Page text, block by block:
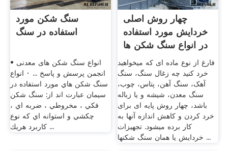
سنگ شکن مورد
استفاده در سنگ
انواع سنگ شکن های معدنی •
انجمن پرسش و پاسخ ... · انواع
سنگ شكن هاي مورد استفاده در
سيمان عبارت اند از: سنگ شكن
فكي ، مخروطي ، ضربه اي ،
چكشي و استوانه اي كه نوع
كاربرد هريك ...
چهار روش اصلی
خردایش مورد استفاده
در انواع سنگ شکن ها
فارغ از نوع ماده ای که میخواهید
خرد کنید چه زغال سنگ، سنگ
آهک، سنگ آهن، پتاس، چوب،
سنگ معدن، شیشه و یا زباله
باشد، چهار روش پایه ای برای
خرد کردن و کاهش اندازه آنها به
کار برده میشود. تجهیزات
خردایش یا همان سنگ شکنها ...